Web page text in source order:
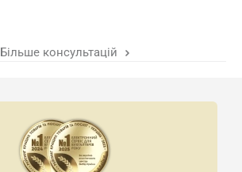
Більше консультацій